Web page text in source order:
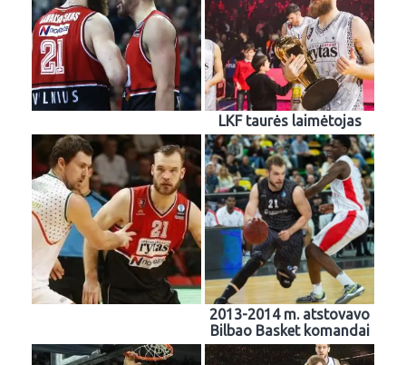
LKF taurės laimėtojas
2013-2014 m. atstovavo
Bilbao Basket komandai